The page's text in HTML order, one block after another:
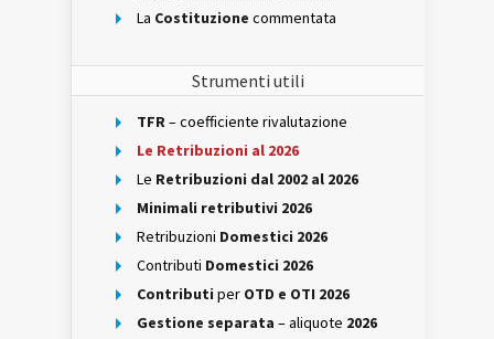
La Costituzione commentata
Strumenti utili
TFR – coefficiente rivalutazione
Le Retribuzioni al 2026
Le Retribuzioni dal 2002 al 2026
Minimali retributivi 2026
Retribuzioni Domestici 2026
Contributi Domestici 2026
Contributi per OTD e OTI 2026
Gestione separata – aliquote 2026